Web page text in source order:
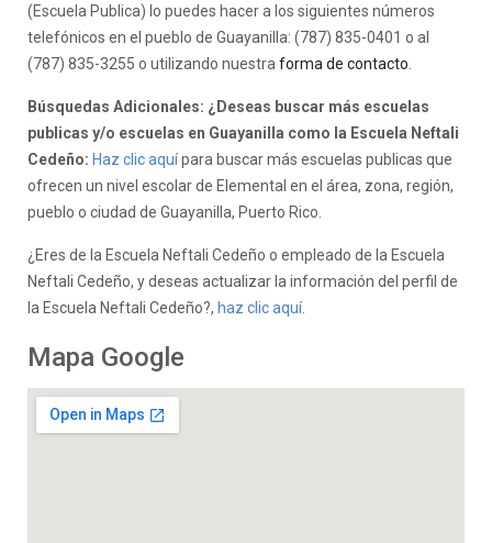
(Escuela Publica) lo puedes hacer a los siguientes números
telefónicos en el pueblo de Guayanilla: (787) 835-0401 o al
(787) 835-3255 o utilizando nuestra forma de contacto
Búsquedas Adicionales: ¿Deseas buscar más escuelas
publicas y/o escuelas en Guayanilla como la Escuela Neftali
Cedeño: Haz clic aquípara buscar más escuelas publicas que
ofrecen un nivel escolar de Elemental en el área, zona, región,
pueblo o ciudad de Guayanilla, Puerto Rico.
¿Eres de la Escuela Neftali Cedeño o empleado de la Escuela
Neftali Cedeño, y deseas actualizar la información del perfil de
la Escuela Neftali Cedeño?, haz clic aquí.
Mapa Google